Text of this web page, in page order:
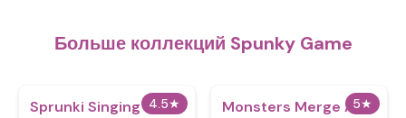
Больше коллекций Spunky Game
4.5★
Sprunki Singing 5★
Monsters Merge And